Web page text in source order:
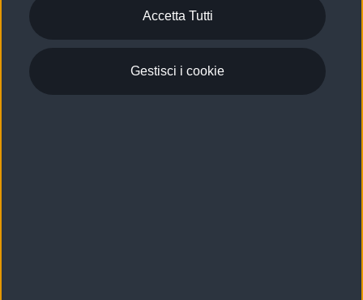
acquisto.
Accetta Tutti
Gestisci i cookie